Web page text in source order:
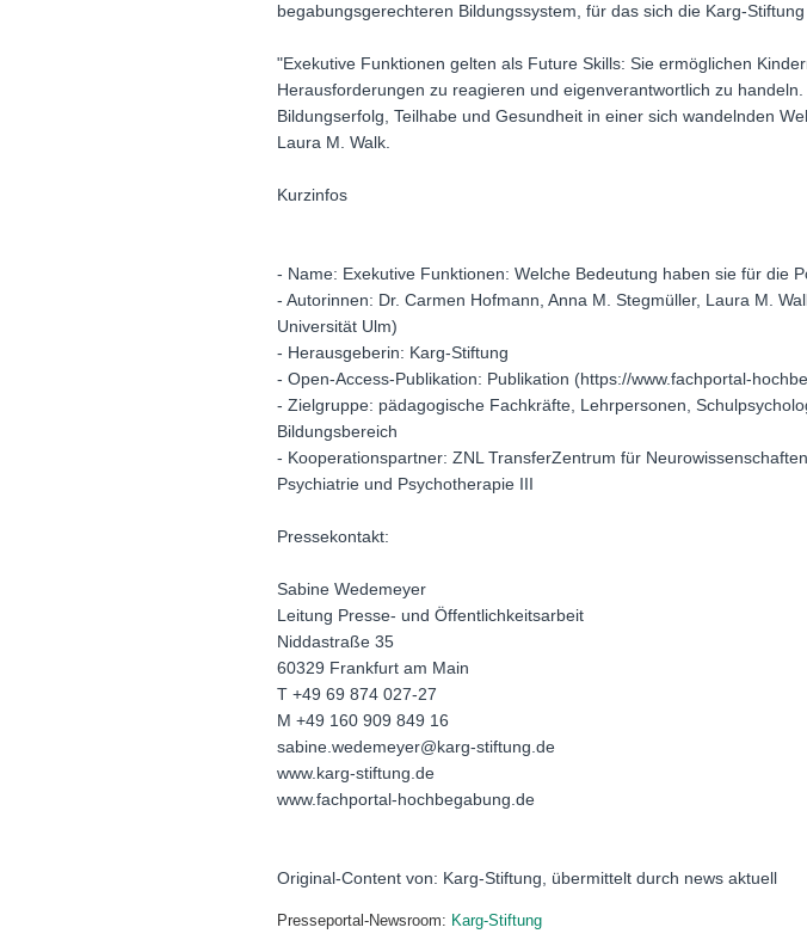
begabungsgerechteren Bildungssystem, für das sich die Karg-
"Exekutive Funktionen gelten als Future Skills: Sie ermöglichen
Herausforderungen zu reagieren und eigenverantwortlich zu
Bildungserfolg, Teilhabe und Gesundheit in einer sich wandelnden
Laura M. Walk.
Kurzinfos
- Name: Exekutive Funktionen: Welche Bedeutung haben sie für die
- Autorinnen: Dr. Carmen Hofmann, Anna M. Stegmüller, Laura M.
Universität Ulm)
- Herausgeberin: Karg-Stiftung
- Open-Access-Publikation: Publikation (https://www.fachportal-
- Zielgruppe: pädagogische Fachkräfte, Lehrpersonen,
Bildungsbereich
- Kooperationspartner: ZNL TransferZentrum für
Psychiatrie und Psychotherapie III
Pressekontakt:
Sabine Wedemeyer
Leitung Presse- und Öffentlichkeitsarbeit
Niddastraße 35
60329 Frankfurt am Main
T +49 69 874 027-27
M +49 160 909 849 16
sabine.wedemeyer@karg-stiftung.de
www.karg-stiftung.de
www.fachportal-hochbegabung.de
Original-Content von: Karg-Stiftung, übermittelt durch news aktuell
Presseportal-Newsroom: Karg-Stiftung